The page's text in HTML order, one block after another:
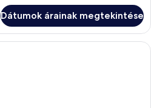
Dátumok árainak megtekintése
Prémium ágynemű, memóriahabos